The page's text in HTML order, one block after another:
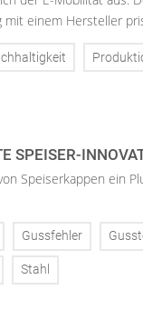
einem Hersteller
SPEISER-
Speiserkappen ein
Gussfehler
Stahl